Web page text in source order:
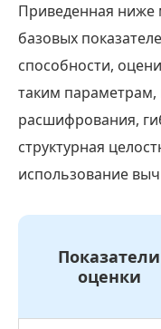
Приведенная ниже
базовых
способности,
таким параметрам,
расшифрования,
структурная
использование
Показатели
оценки